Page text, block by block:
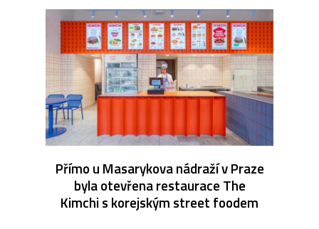
Přímo u Masarykova nádraží v Praze
byla otevřena restaurace The
Kimchi s korejským street foodem